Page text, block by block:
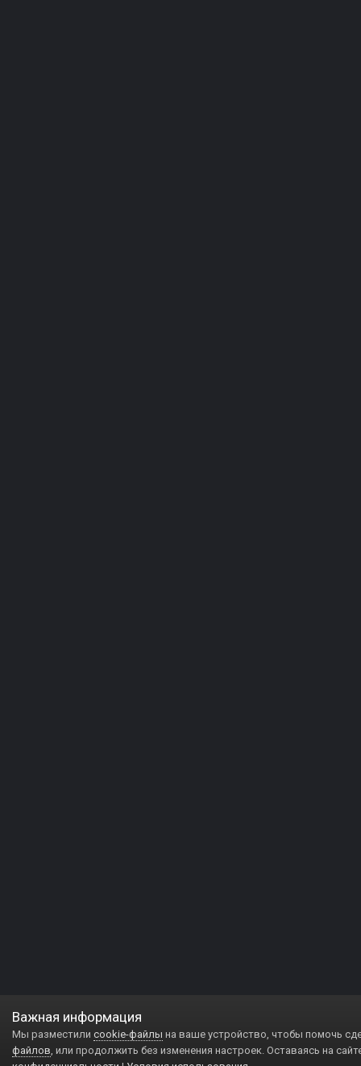
Важная информация
Мы разместили cookie-файлы на ваше устройство, чтобы помочь
файлов, или продолжить без изменения настроек. Оставаясь на